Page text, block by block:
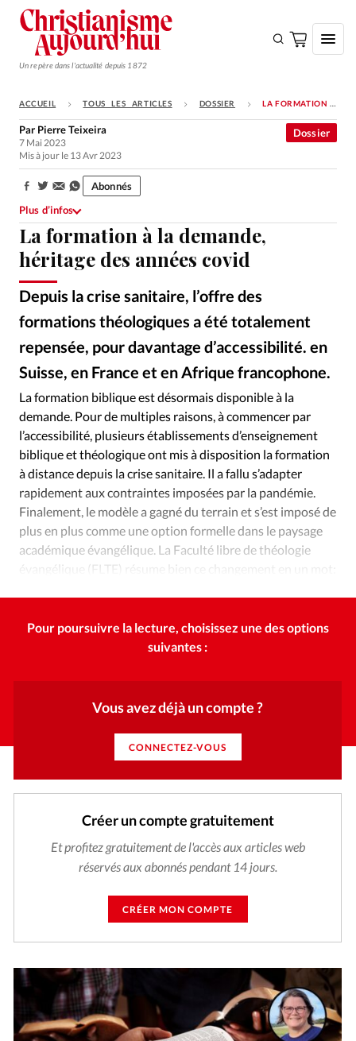
Un repère dans l'actualité depuis 1872
S'ABONNER
Monde
Opinions
Tous les articles
Faire un don
Emploi
Se connecter
Édition: Internationale
RUBRIQUES
Tous les articles
Actualité chrétienne
Actualité internationale
Chronique
Culture
Dossier
Eglises Foi Génération réveil
Monde
Opinions
Publireportage
Relations Aujourd'hui
Société
Tour du monde des Eglises
Trait d'Ixène
Vécu
Vie Intérieure
ACCUEIL TOUS LES ARTICLES DOSSIER LA FORMATION À LA DEMANDE, HÉRITAGE DES ANNÉES COVID
La formation à la demande,
héritage des années covid
Depuis la crise sanitaire, l’offre des
formations théologiques a été totalement
repensée, pour davantage d’accessibilité. en
Suisse, en France et en Afrique francophone.
Dossier
Par Pierre Teixeira
7 Mai 2023
Mis à jour le 13 Avr 2023
Partager:
Abonnés
Plus d’infos
©Istockphoto
La formation biblique est désormais disponible à la
demande. Pour de multiples raisons, à commencer par
l’accessibilité, plusieurs établissements d’enseignement
biblique et théologique ont mis à disposition la formation
à distance depuis la crise sanitaire. Il a fallu s’adapter
rapidement aux contraintes imposées par la pandémie.
Finalement, le modèle a gagné du terrain et s’est imposé de
plus en plus comme une option formelle dans le paysage
académique évangélique. La Faculté libre de théologie
évangélique (FLTE) résume bien ce changement en un mot:
Pour poursuivre la lecture, choisissez une des options
suivantes :
Vous avez déjà un compte ?
CONNECTEZ-VOUS
Créer un compte gratuitement
Et profitez gratuitement de l'accès aux articles web
réservés aux abonnés pendant 14 jours.
CRÉER MON COMPTE